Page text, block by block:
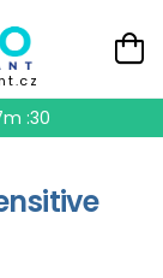
:29